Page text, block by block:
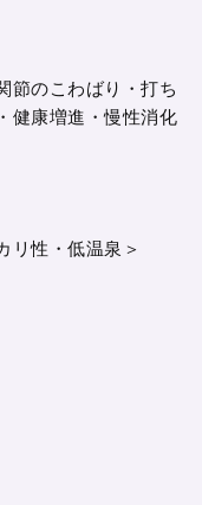
節のこわばり・打ち
健康増進・慢性消化
性・低温泉＞